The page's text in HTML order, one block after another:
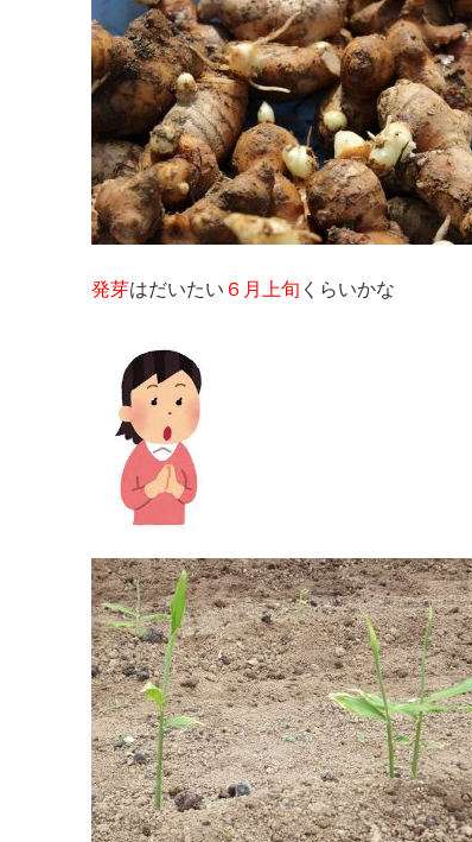
発芽はだいたい ６月上旬 くらいかな